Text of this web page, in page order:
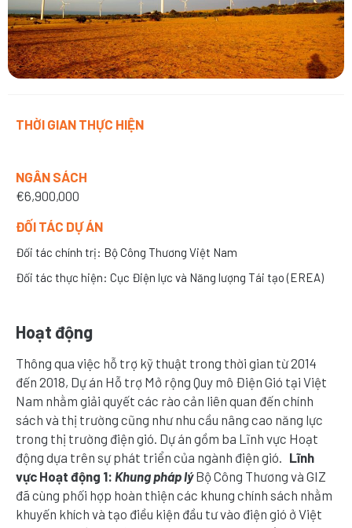
THỜI GIAN THỰC HIỆN
NGÂN SÁCH
€6,900,000
ĐỐI TÁC DỰ ÁN
Đối tác chính trị: Bộ Công Thương Việt Nam
Đối tác thực hiện: Cục Điện lực và Năng lượng Tái tạo (EREA)
Hoạt động
Thông qua việc hỗ trợ kỹ thuật trong thời gian từ 2014
đến 2018, Dự án Hỗ trợ Mở rộng Quy mô Điện Gió tại Việt
Nam nhằm giải quyết các rào cản liên quan đến chính
sách và thị trường cũng như nhu cầu nâng cao năng lực
trong thị trường điện gió. Dự án gồm ba Lĩnh vực Hoạt
động dựa trên sự phát triển của ngành điện gió. Lĩnh
vực Hoạt động 1: Khung pháp lýBộ Công Thương và GIZ
đã cùng phối hợp hoàn thiện các khung chính sách nhằm
khuyến khích và tạo điều kiện đầu tư vào điện gió ở Việt